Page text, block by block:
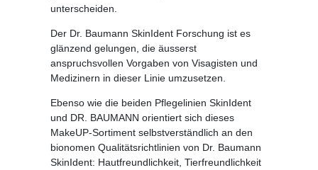
unterscheiden.
Der Dr. Baumann SkinIdent Forschung ist es
glänzend gelungen, die äusserst
anspruchsvollen Vorgaben von Visagisten und
Medizinern in dieser Linie umzusetzen.
Ebenso wie die beiden Pflegelinien SkinIdent
und DR. BAUMANN orientiert sich dieses
MakeUP-Sortiment selbstverständlich an den
bionomen Qualitätsrichtlinien von Dr. Baumann
SkinIdent: Hautfreundlichkeit, Tierfreundlichkeit